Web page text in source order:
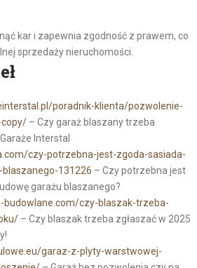
kar i zapewnia zgodność z prawem, co
sprzedaży nieruchomości.
poradnik-klienta/pozwolenie-
– Czy garaż blaszany trzeba
Interstal
czy-potrzebna-jest-zgoda-sasiada-
131226 – Czy potrzebna jest
garażu blaszanego?
budowlane.com/czy-blaszak-trzeba-
– Czy blaszak trzeba zgłaszać w 2025
garaz-z-plyty-warstwowej-